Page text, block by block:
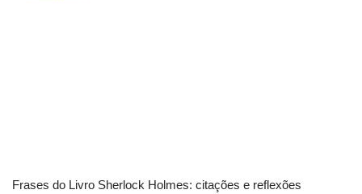
Frases do Livro Sherlock Holmes: citações e reflexões